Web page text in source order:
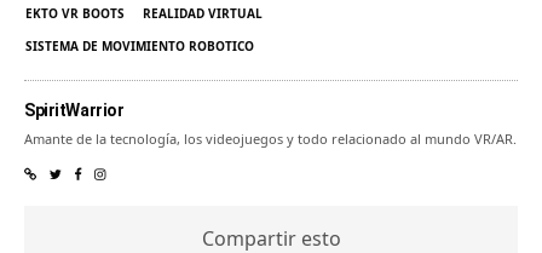
EKTO VR BOOTS
REALIDAD VIRTUAL
SISTEMA DE MOVIMIENTO ROBOTICO
SpiritWarrior
Amante de la tecnología, los videojuegos y todo relacionado al mundo VR/AR.
Compartir esto